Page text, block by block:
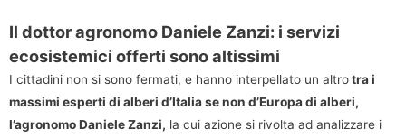
Il dottor agronomo Daniele Zanzi: i servizi
ecosistemici offerti sono altissimi
I cittadini non si sono fermati, e hanno interpellato un altrotra i
massimi esperti di alberi d’Italia se non d’Europa di alberi,
l’agronomo Daniele Zanzi, la cui azione si rivolta ad analizzare i